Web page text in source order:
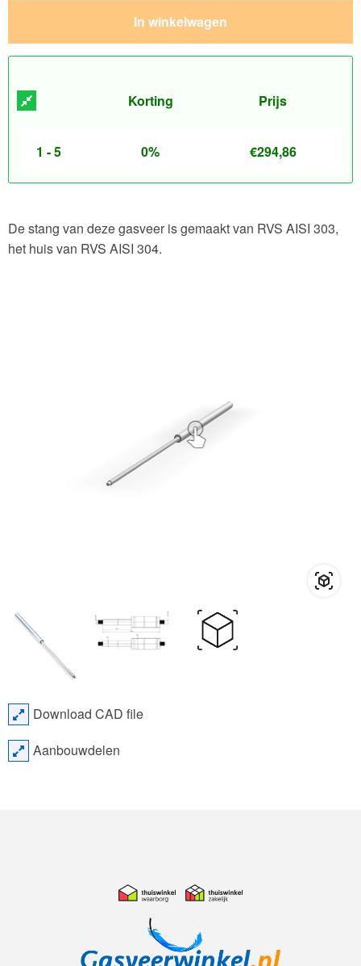
In winkelwagen
Korting Prijs
1 - 5 0% €294,86
De stang van deze gasveer is gemaakt van RVS AISI 303,
het huis van RVS AISI 304.
Download CAD file
Aanbouwdelen